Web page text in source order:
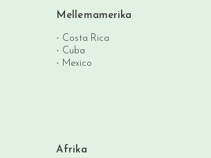
Mellemamerika
Costa Rica
Cuba
Mexico
Afrika